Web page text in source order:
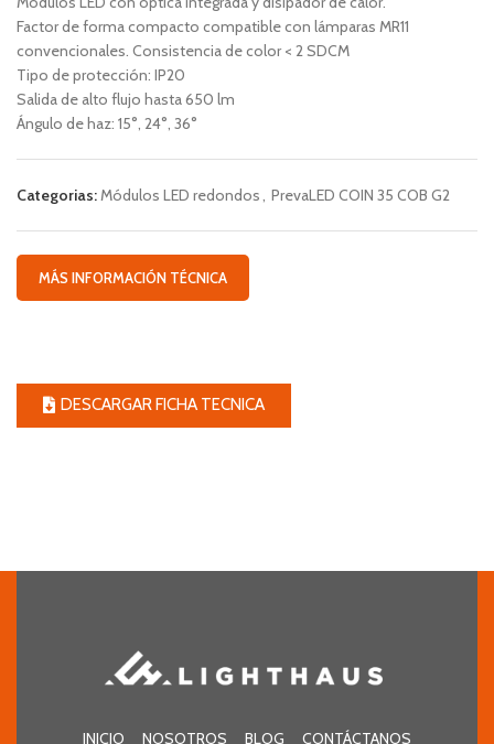
Factor de forma compacto compatible con lámparas MR11
convencionales. Consistencia de color < 2 SDCM
Tipo de protección: IP20
Salida de alto flujo hasta 650 lm
Ángulo de haz: 15°, 24°, 36°
Categorias:Módulos LED redondos, PrevaLED COIN 35 COB G2
MÁS INFORMACIÓN TÉCNICA
DESCARGAR FICHA TECNICA
INICIO NOSOTROS BLOG CONTÁCTANOS